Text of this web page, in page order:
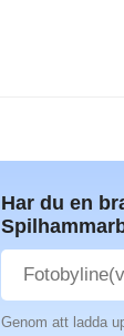
Har du en
Genom att ladda